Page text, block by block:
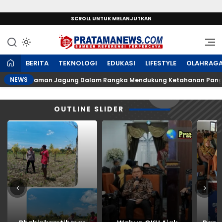
SCROLL UNTUK MELANJUTKAN
PratamaNews.com
Sumber Referensi Terpercaya
BERITA TEKNOLOGI EDUKASI LIFESTYLE
NEWS Jagung Dalam Rangka Mendukung Ketahanan Pangan
OUTLINE SLIDER